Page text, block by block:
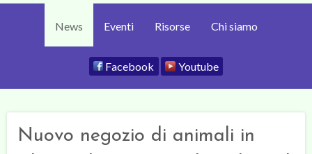
News Eventi Risorse Chi siamo
Facebook Youtube
Nuovo negozio di animali in